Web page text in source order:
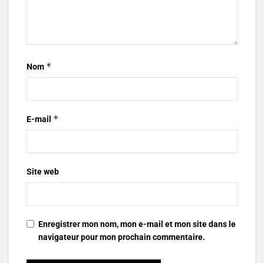
Nom *
E-mail *
Site web
Enregistrer mon nom, mon e-mail et mon site dans le
navigateur pour mon prochain commentaire.